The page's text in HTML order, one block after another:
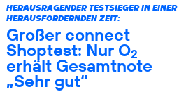
HERAUSRAGENDER TESTSIEGER IN EINER
HERAUSFORDERNDEN ZEIT:
Großer connect
Shoptest: Nur O2
erhält Gesamtnote
„Sehr gut“